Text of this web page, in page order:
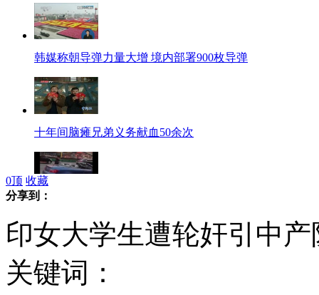
韩媒称朝导弹力量大增 境内部署900枚导弹
十年间脑瘫兄弟义务献血50余次
上海乔布斯蜡像揭幕 忠实果粉向偶像致敬
0顶 收藏
分享到：
印女大学生遭轮奸引中
关键词：